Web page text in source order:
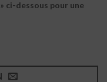
ci-dessous pour une